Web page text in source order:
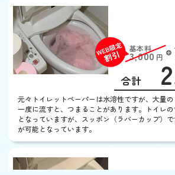
基本料
3,000 円
限
合計
元々トイレットペーパーは水溶性ですが、大量
一度に流すと、つまることがあります。トイレ
となっていますが、スッポン（ラバーカップ）
が可能となっています。